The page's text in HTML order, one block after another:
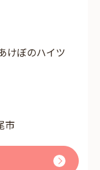
けぼのハイツ
市